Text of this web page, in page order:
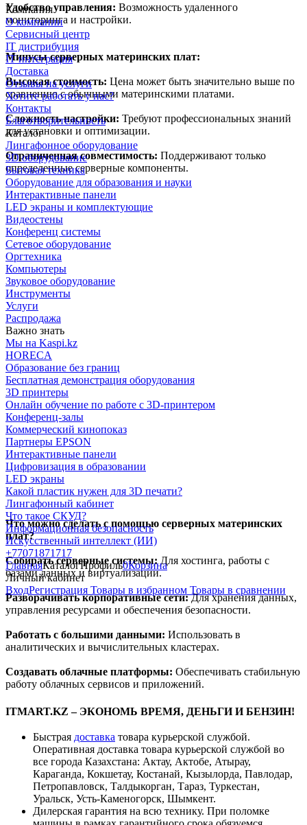
Удобство управления: Возможность удаленного
мониторинга и настройки.
Минусы серверных материнских плат:
Высокая стоимость: Цена может быть значительно выше по
сравнению с обычными материнскими платами.
Сложность настройки: Требуют профессиональных знаний
для установки и оптимизации.
Ограниченная совместимость: Поддерживают только
определенные серверные компоненты.
Что можно сделать с помощью серверных материнских
плат?
Собирать серверные системы: Для хостинга, работы с
базами данных и виртуализации.
Разворачивать корпоративные сети:Для хранения данных,
управления ресурсами и обеспечения безопасности.
Работать с большими данными: Использовать в
аналитических и вычислительных кластерах.
Создавать облачные платформы: Обеспечивать стабильную
работу облачных сервисов и приложений.
ITMART.KZ – ЭКОНОМЬ ВРЕМЯ, ДЕНЬГИ И БЕНЗИН!
Быстрая доставка товара курьерской службой.
Оперативная доставка товара курьерской службой во
все города Казахстана: Актау, Актобе, Атырау,
Караганда, Кокшетау, Костанай, Кызылорда, Павлодар,
Петропавловск, Талдыкорган, Тараз, Туркестан,
Уральск, Усть-Каменогорск, Шымкент.
Дилерская гарантия на всю технику. При поломке
Компания
О компании
Сервисный центр
IT дистрибуция
IT интеграция
Доставка
Отзывы на услуги
Хотите работать у нас?
Контакты
Благотворительность
Каталог
Лингафонное оборудование
3D оборудование
Бытовая техника
Оборудование для образования и науки
Интерактивные панели
LED экраны и комплектующие
Видеостены
Конференц системы
Сетевое оборудование
Оргтехника
Компьютеры
Звуковое оборудование
Инструменты
Услуги
Распродажа
Важно знать
Мы на Kaspi.kz
HORECA
Образование без границ
Бесплатная демонстрация оборудования
3D принтеры
Онлайн обучение по работе с 3D-принтером
Конференц-залы
Коммерческий кинопоказ
Партнеры EPSON
Интерактивные панели
Цифровизация в образовании
LED экраны
Какой пластик нужен для 3D печати?
Лингафонный кабинет
Что такое СКУД?
Информационная безопасность
Искусственный интеллект (ИИ)
+77071871717
ГлавнаяКаталогПрофиль0Корзина
Личный кабинет
ВходРегистрация Товары в избранном Товары в сравнении